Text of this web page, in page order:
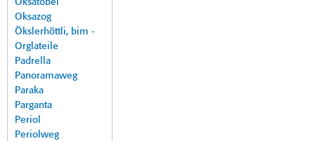
Oksatobel
Oksazog
Ökslerhöttli, bim -
Orglateile
Padrella
Panoramaweg
Paraka
Parganta
Periol
Periolweg